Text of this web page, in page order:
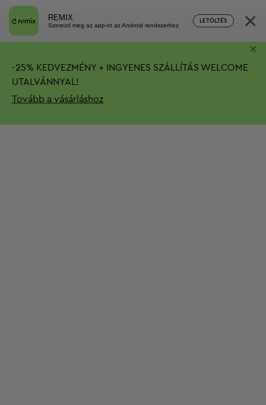
REMIX
Szerezd meg az app-ot az Android rendszerhez
LETÖLTÉS ×
-25% KEDVEZMÉNY + INGYENES SZÁLLÍTÁS WELCOME
UTALVÁNNYAL!
Tovább a vásárláshoz
×